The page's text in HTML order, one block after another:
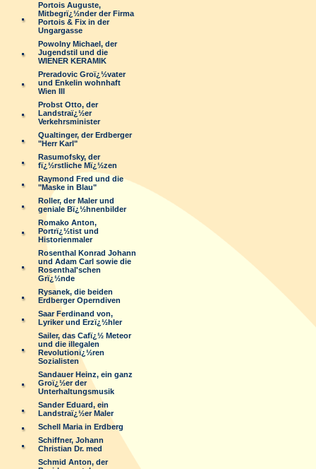
Portois Auguste,
Mitbegrï¿½nder der Firma
Portois & Fix in der
Ungargasse
Powolny Michael, der
Jugendstil und die
WIENER KERAMIK
Preradovic Groï¿½vater
und Enkelin wohnhaft
Wien III
Probst Otto, der
Landstraï¿½er
Verkehrsminister
Qualtinger, der Erdberger
"Herr Karl"
Rasumofsky, der
fï¿½rstliche Mï¿½zen
Raymond Fred und die
"Maske in Blau"
Roller, der Maler und
geniale Bï¿½hnenbilder
Romako Anton,
Portrï¿½tist und
Historienmaler
Rosenthal Konrad Johann
und Adam Carl sowie die
Rosenthal'schen
Grï¿½nde
Rysanek, die beiden
Erdberger Operndiven
Saar Ferdinand von,
Lyriker und Erzï¿½hler
Sailer, das Cafï¿½ Meteor
und die illegalen
Revolutionï¿½ren
Sozialisten
Sandauer Heinz, ein ganz
Groï¿½er der
Unterhaltungsmusik
Sander Eduard, ein
Landstraï¿½er Maler
Schell Maria in Erdberg
Schiffner, Johann
Christian Dr. med
Schmid Anton, der